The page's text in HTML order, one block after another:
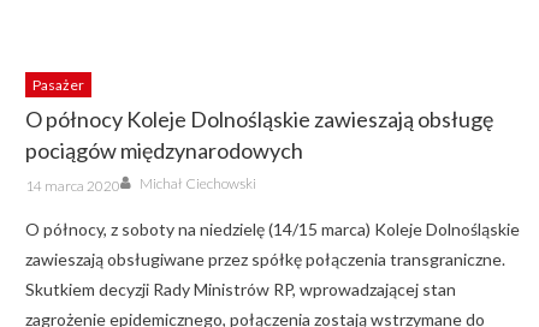
Pasażer
O północy Koleje Dolnośląskie zawieszają obsługę
pociągów międzynarodowych
Posted
on
14 marca 2020 Author
Michał Ciechowski
O północy, z soboty na niedzielę (14/15 marca) Koleje Dolnośląskie
zawieszają obsługiwane przez spółkę połączenia transgraniczne.
Skutkiem decyzji Rady Ministrów RP, wprowadzającej stan
zagrożenie epidemicznego, połączenia zostają wstrzymane do